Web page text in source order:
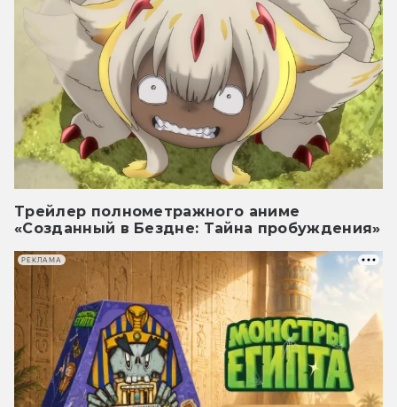
Трейлер полнометражного аниме
«Созданный в Бездне: Тайна пробуждения»
РЕКЛАМА